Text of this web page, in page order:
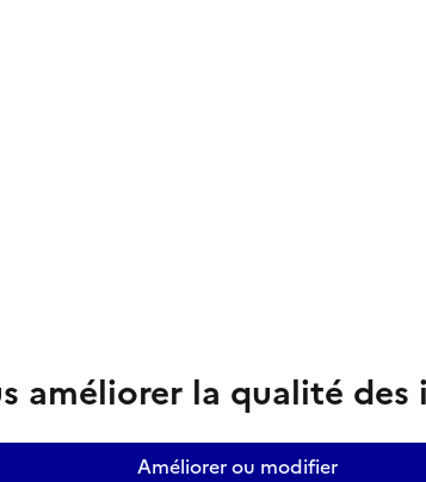
améliorer la qualité
Améliorer ou modifier